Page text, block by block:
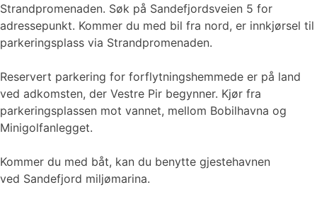
Strandpromenaden. Søk på Sandefjordsveien 5 for
adressepunkt. Kommer du med bil fra nord, er innkjørsel til
parkeringsplass via Strandpromenaden.
Reservert parkering for forflytningshemmede er på land
ved adkomsten, der Vestre Pir begynner. Kjør fra
parkeringsplassen mot vannet, mellom Bobilhavna og
Minigolfanlegget.
Kommer du med båt, kan du benytte gjestehavnen
ved Sandefjord miljømarina.